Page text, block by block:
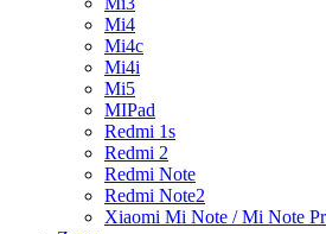
Mi4
Mi4c
Mi4i
Mi5
MIPad
Redmi 1s
Redmi 2
Redmi Note
Redmi Note2
Xiaomi Mi Note / Mi Note